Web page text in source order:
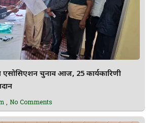
चुनाव आज, 25 कार्यकारिणी
No Comments